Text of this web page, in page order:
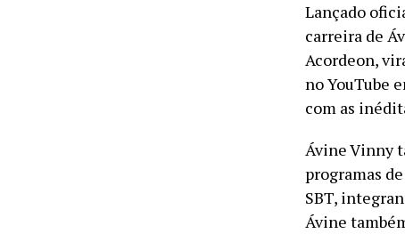
Lançado
carreira de
Acordeon,
no YouTube
com as
Ávine Vinny
programas
SBT,
Ávine